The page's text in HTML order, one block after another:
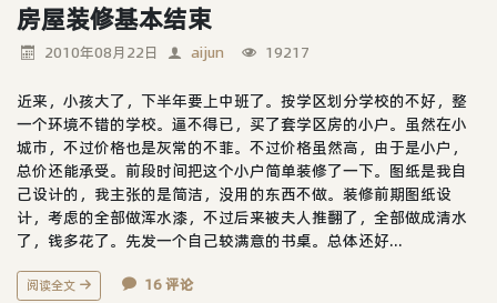
房屋装修基本结束
2010年08月22日 aijun 19217
近来，小孩大了，下半年要上中班了。按学区划分学校的不好，整
一个环境不错的学校。逼不得已，买了套学区房的小户。虽然在小
城市，不过价格也是灰常的不菲。不过价格虽然高，由于是小户，
总价还能承受。前段时间把这个小户简单装修了一下。图纸是我自
己设计的，我主张的是简洁，没用的东西不做。装修前期图纸设
计，考虑的全部做浑水漆，不过后来被夫人推翻了，全部做成清水
了，钱多花了。先发一个自己较满意的书桌。总体还好...
阅读全文 16 评论